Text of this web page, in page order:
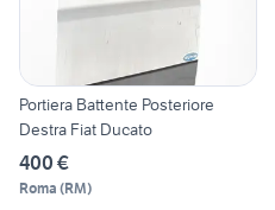
Portiera Battente Posteriore
Destra Fiat Ducato
400 €
Roma (RM)